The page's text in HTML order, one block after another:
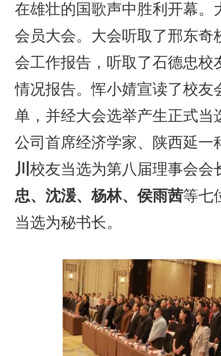
在雄壮的国歌声中胜利开幕
会员大会。大会听取了邢东
会工作报告，听取了石德忠
情况报告。恽小婧宣读了校
单，并经大会选举产生正式
公司首席经济学家、陕西延
川 校友当选为第八届理事会会
忠、沈湲、杨林、侯雨茜等七
当选为秘书长。